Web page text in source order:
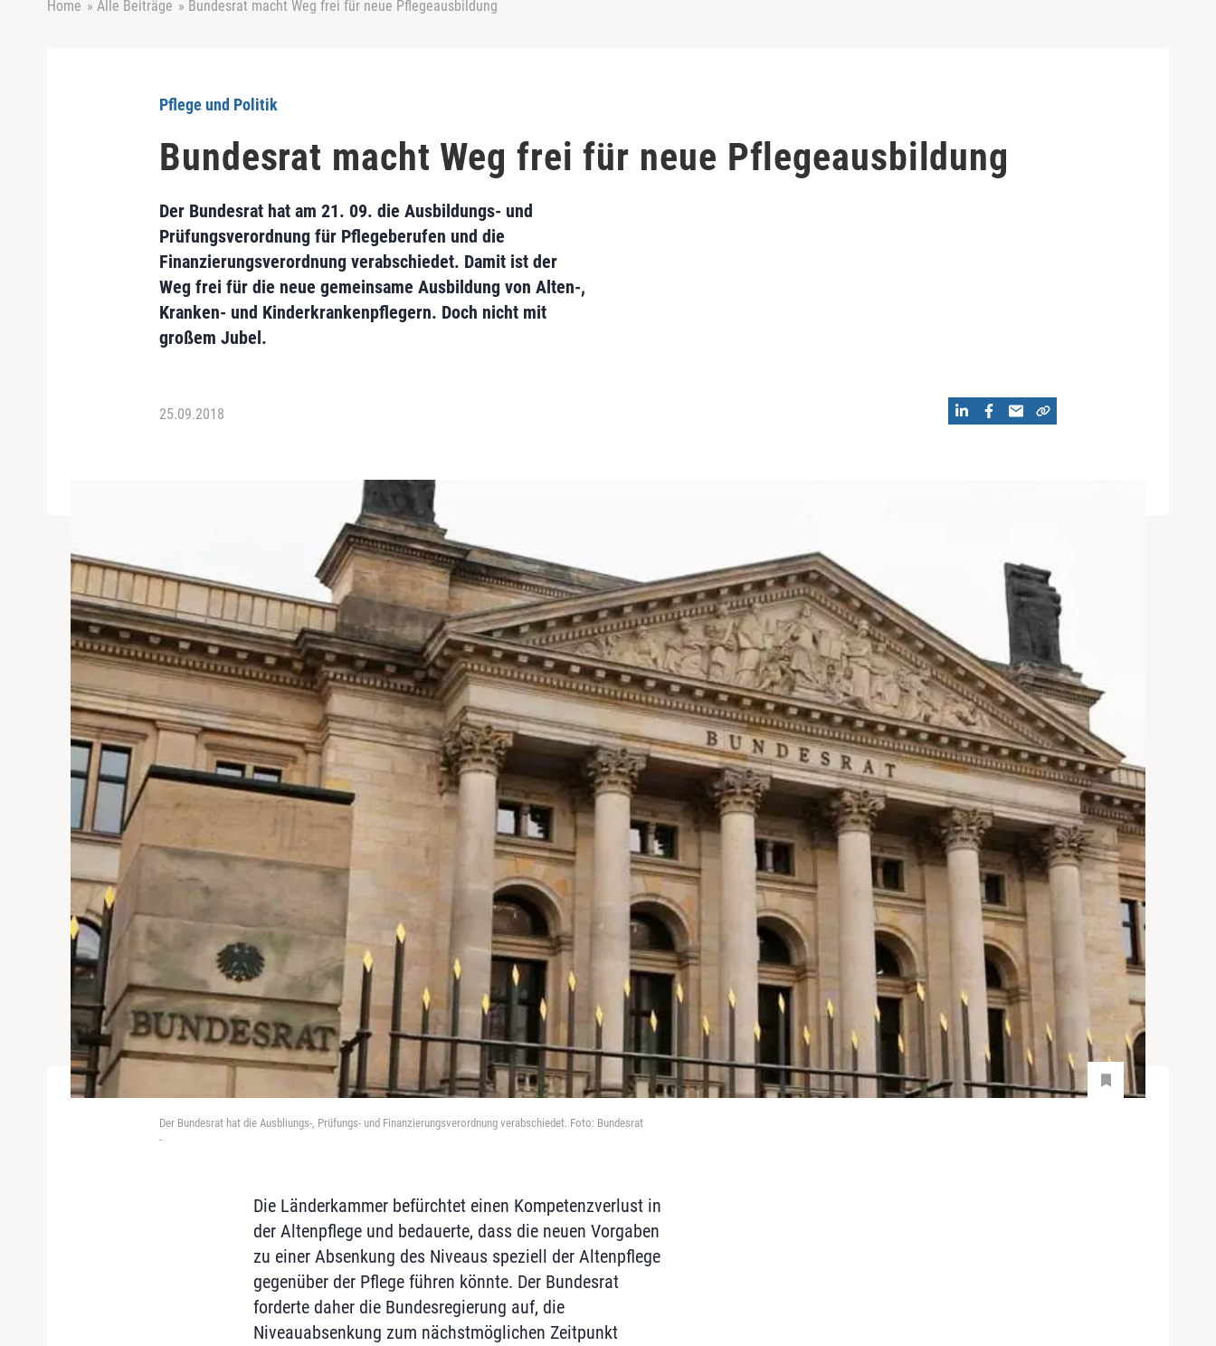
Home » Alle Beiträge » Bundesrat macht Weg frei für neue Pflegeausbildung
Pflege und Politik
Bundesrat macht Weg frei für neue Pflegeausbildung
Der Bundesrat hat am 21. 09. die Ausbildungs- und
Prüfungsverordnung für Pflegeberufen und die
Finanzierungsverordnung verabschiedet. Damit ist der
Weg frei für die neue gemeinsame Ausbildung von Alten-,
Kranken- und Kinderkrankenpflegern. Doch nicht mit
großem Jubel.
25.09.2018
Der Bundesrat hat die Ausbliungs-, Prüfungs- und Finanzierungsverordnung verabschiedet. Foto: Bundesrat
-
Die Länderkammer befürchtet einen Kompetenzverlust in
der Altenpflege und bedauerte, dass die neuen Vorgaben
zu einer Absenkung des Niveaus speziell der Altenpflege
gegenüber der Pflege führen könnte. Der Bundesrat
forderte daher die Bundesregierung auf, die
Niveauabsenkung zum nächstmöglichen Zeitpunkt